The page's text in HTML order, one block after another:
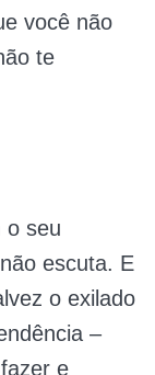
você não
te
o seu
escuta. E
o exilado
–
e